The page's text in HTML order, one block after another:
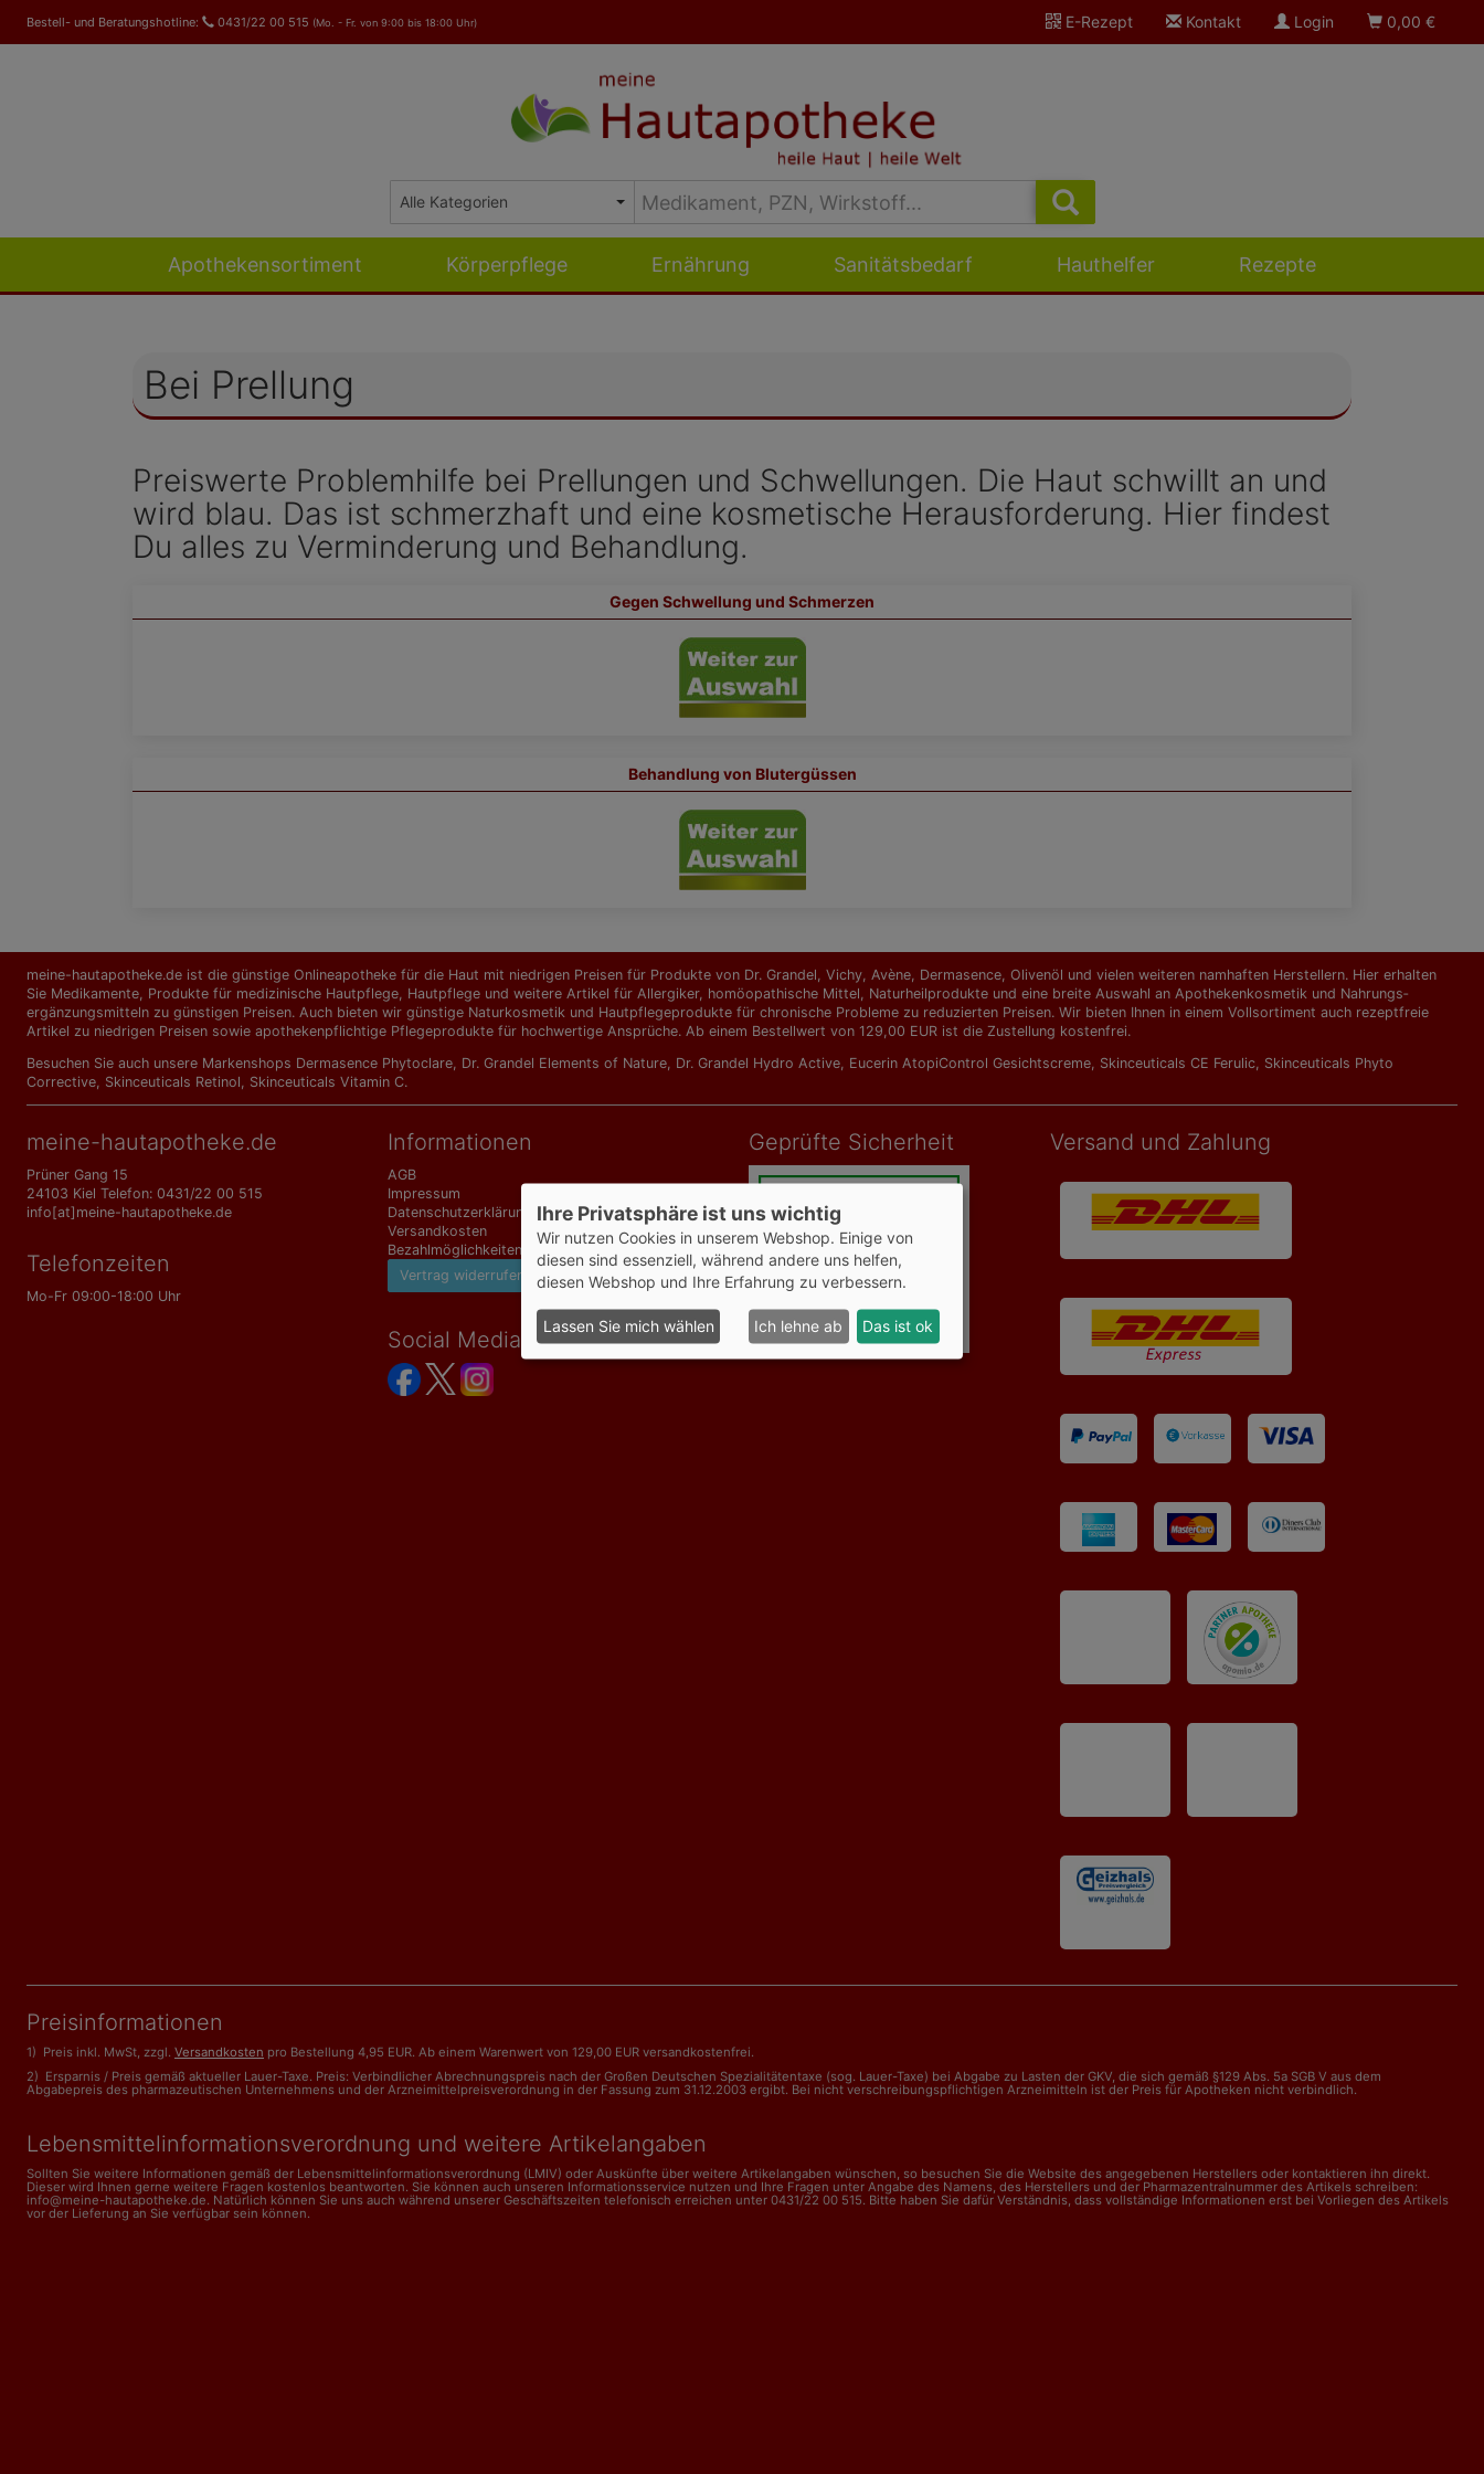
Bestell- und Beratungshotline: 0431/22 00 515 (Mo. - Fr. von 9:00 bis 18:00 Uhr) E-Rezept Kontakt Login 0,00 €
Apothekensortiment Körperpflege Ernährung Sanitätsbedarf Hauthelfer Rezepte
Bei Prellung
Preiswerte Problemhilfe bei Prellungen und Schwellungen. Die Haut schwillt an und
wird blau. Das ist schmerzhaft und eine kosmetische Herausforderung. Hier findest
Du alles zu Verminderung und Behandlung.
Gegen Schwellung und Schmerzen
Behandlung von Blutergüssen
meine-hautapotheke.de ist die günstige Onlineapotheke für die Haut mit niedrigen Preisen für Produkte von Dr. Grandel, Vichy, Avène, Dermasence, Olivenöl und vielen weiteren namhaften Herstellern. Hier erhalten
Sie Medikamente, Produkte für medizinische Hautpflege, Hautpflege und weitere Artikel für Allergiker, homöopathische Mittel, Naturheilprodukte und eine breite Auswahl an Apothekenkosmetik und Nahrungs­
ergänzungs­mitteln zu günstigen Preisen. Auch bieten wir günstige Naturkosmetik und Hautpflegeprodukte für chronische Probleme zu reduzierten Preisen. Wir bieten Ihnen in einem Vollsortiment auch rezeptfreie
Artikel zu niedrigen Preisen sowie apothekenpflichtige Pflegeprodukte für hochwertige Ansprüche. Ab einem Bestellwert von 129,00 EUR ist die Zustellung kostenfrei.
Besuchen Sie auch unsere Markenshops Dermasence Phytoclare, Dr. Grandel Elements of Nature, Dr. Grandel Hydro Active, Eucerin AtopiControl Gesichtscreme, Skinceuticals CE Ferulic, Skinceuticals Phyto
Corrective, Skinceuticals Retinol, Skinceuticals Vitamin C.
meine-hautapotheke.de
Prüner Gang 15
24103 Kiel Telefon: 0431/22 00 515
info[at]meine-hautapotheke.de
Telefonzeiten
Mo-Fr 09:00-18:00 Uhr
Informationen
AGB
Impressum
Datenschutzerklärung
Versandkosten
Bezahlmöglichkeiten
Vertrag widerrufen
Social Media
Geprüfte Sicherheit Versand und Zahlung
Preisinformationen
1) Preis inkl. MwSt, zzgl. Versandkosten pro Bestellung 4,95 EUR. Ab einem Warenwert von 129,00 EUR versandkostenfrei.
2) Ersparnis / Preis gemäß aktueller Lauer-Taxe. Preis: Verbindlicher Abrechnungspreis nach der Großen Deutschen Spezialitätentaxe (sog. Lauer-Taxe) bei Abgabe zu Lasten der GKV, die sich gemäß §129 Abs. 5a SGB V aus dem
Abgabepreis des pharmazeutischen Unternehmens und der Arzneimittelpreisverordnung in der Fassung zum 31.12.2003 ergibt. Bei nicht verschreibungspflichtigen Arzneimitteln ist der Preis für Apotheken nicht verbindlich.
Lebensmittelinformations­verordnung und weitere Artikelangaben
Sollten Sie weitere Informationen gemäß der Lebensmittel­informations­verordnung (LMIV) oder Auskünfte über weitere Artikelangaben wünschen, so besuchen Sie die Website des angegebenen Herstellers oder kontaktieren ihn direkt.
Dieser wird Ihnen gerne weitere Fragen kostenlos beantworten. Sie können auch unseren Informationsservice nutzen und Ihre Fragen unter Angabe des Namens, des Herstellers und der Pharmazentralnummer des Artikels schreiben:
info@meine-hautapotheke.de. Natürlich können Sie uns auch während unserer Geschäftszeiten telefonisch erreichen unter 0431/22 00 515. Bitte haben Sie dafür Verständnis, dass vollständige Informationen erst bei Vorliegen des Artikels
vor der Lieferung an Sie verfügbar sein können.
Ihre Privatsphäre ist uns wichtig
Wir nutzen Cookies in unserem Webshop. Einige von
diesen sind essenziell, während andere uns helfen,
diesen Webshop und Ihre Erfahrung zu verbessern.
Lassen Sie mich wählen Ich lehne ab Das ist ok